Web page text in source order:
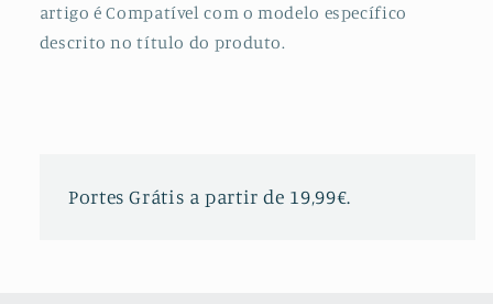
artigo é Compatível com o modelo específico
descrito no título do produto.
Portes Grátis a partir de 19,99€.